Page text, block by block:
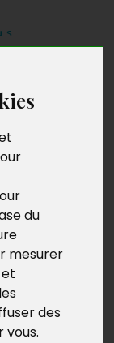
du
mesurer
des
vous.